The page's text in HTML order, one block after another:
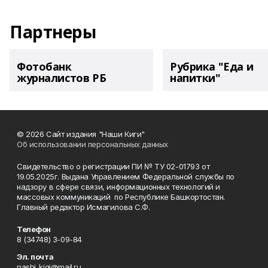
Партнеры
Фотобанк
журналистов РБ
Рубрика "Еда и
напитки"
© 2026 Сайт издания "Наши Киги"
Об использовании персональных данных
Свидетельство о регистрации ПИ № ТУ 02-01793 от
19.05.2025г. Выдана Управлением Федеральной службы по
надзору в сфере связи, информационных технологий и
массовых коммуникаций по Республике Башкортостан.
Главный редактор Исмагилова С.Ф.
Телефон
8 (34748) 3-09-84
Эл. почта